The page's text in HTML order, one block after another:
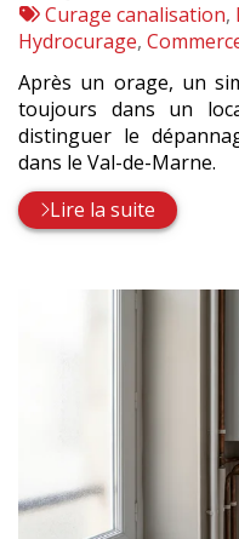
:
par
Tags
:
Curage canalisation,
Hydrocurage,
Après un orage, un
toujours dans un
distinguer le
dans le Val-de-Marne.
Lire la suite